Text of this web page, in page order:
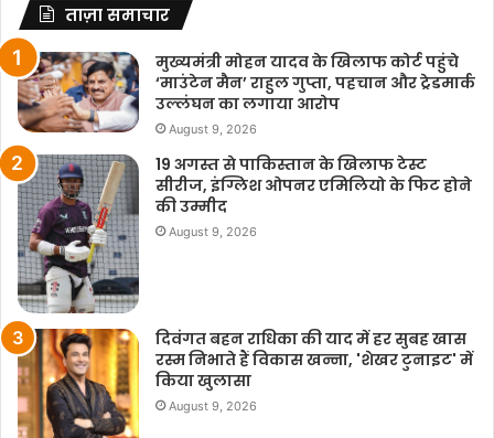
ताज़ा समाचार
मुख्यमंत्री मोहन यादव के खिलाफ कोर्ट पहुंचे
‘माउंटेन मैन’ राहुल गुप्ता, पहचान और ट्रेडमार्क
उल्लंघन का लगाया आरोप
August 9, 2026
19 अगस्त से पाकिस्तान के खिलाफ टेस्ट
सीरीज, इंग्लिश ओपनर एमिलियो के फिट होने
की उम्मीद
August 9, 2026
दिवंगत बहन राधिका की याद में हर सुबह खास
रस्म निभाते हैं विकास खन्ना, 'शेखर टुनाइट' में
किया खुलासा
August 9, 2026